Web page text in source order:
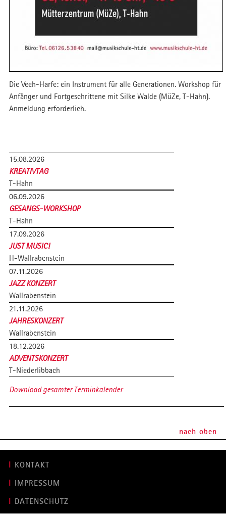
Die Veeh-Harfe: ein Instrument für alle Generationen. Workshop für
Anfänger und Fortgeschrittene mit Silke Walde (MüZe, T-Hahn).
Anmeldung erforderlich.
15.08.2026
KREATIVTAG
T-Hahn
06.09.2026
GESANGS-WORKSHOP
T-Hahn
17.09.2026
JUST MUSIC!
H-Wallrabenstein
07.11.2026
JAZZ KONZERT
Wallrabenstein
21.11.2026
JAHRESKONZERT
Wallrabenstein
18.12.2026
ADVENTSKONZERT
T-Niederlibbach
Download gesamter Terminkalender
nach oben
KONTAKT
IMPRESSUM
DATENSCHUTZ